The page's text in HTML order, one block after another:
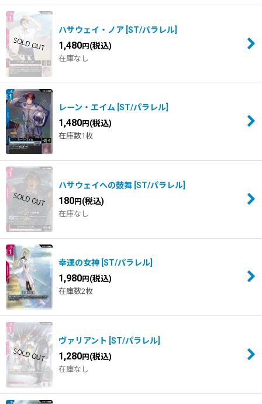
ハサウェイ・ノア ST/パラレル
1,480円 (税込)
在庫なし
レーン・エイム ST/パラレル
1,480円 (税込)
在庫数1枚
ハサウェイへの鼓舞 ST/パラレル
180円 (税込)
在庫なし
幸運の女神 ST/パラレル
1,980円 (税込)
在庫数2枚
ヴァリアント ST/パラレル
1,280円 (税込)
在庫なし